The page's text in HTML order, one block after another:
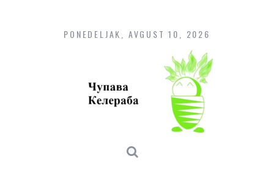
content
PONEDELJAK, AVGUST 10, 2026